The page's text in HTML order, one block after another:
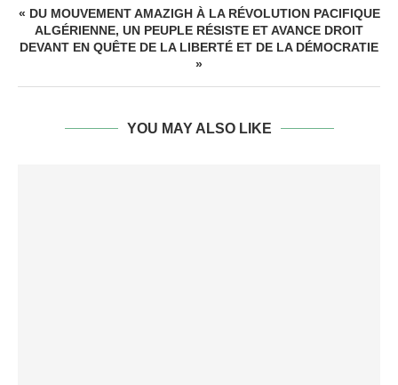
« DU MOUVEMENT AMAZIGH À LA RÉVOLUTION PACIFIQUE
ALGÉRIENNE, UN PEUPLE RÉSISTE ET AVANCE DROIT
DEVANT EN QUÊTE DE LA LIBERTÉ ET DE LA DÉMOCRATIE
»
YOU MAY ALSO LIKE